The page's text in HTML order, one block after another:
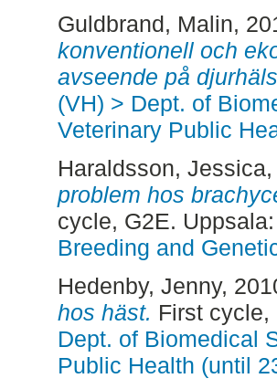
Guldbrand, Malin,
konventionell och
avseende på
(VH) > Dept. of
Veterinary Public
Haraldsson, Jessica
problem hos
cycle, G2E.
Breeding and
Hedenby, Jenny,
hos häst. First
Dept. of Biomedical
Public Health (until